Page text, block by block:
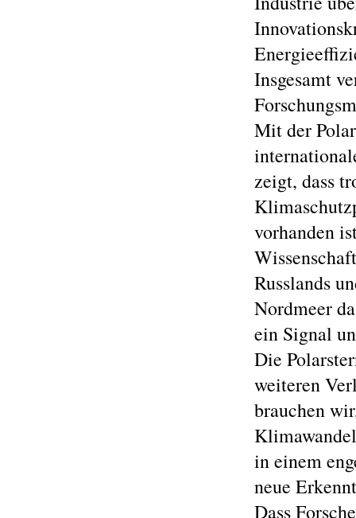
Insgesamt
Mit der
zeigt, dass
vorhanden
Russlands
Nordmeer
ein Signal
Die
weiteren
brauchen
in einem
neue
Dass